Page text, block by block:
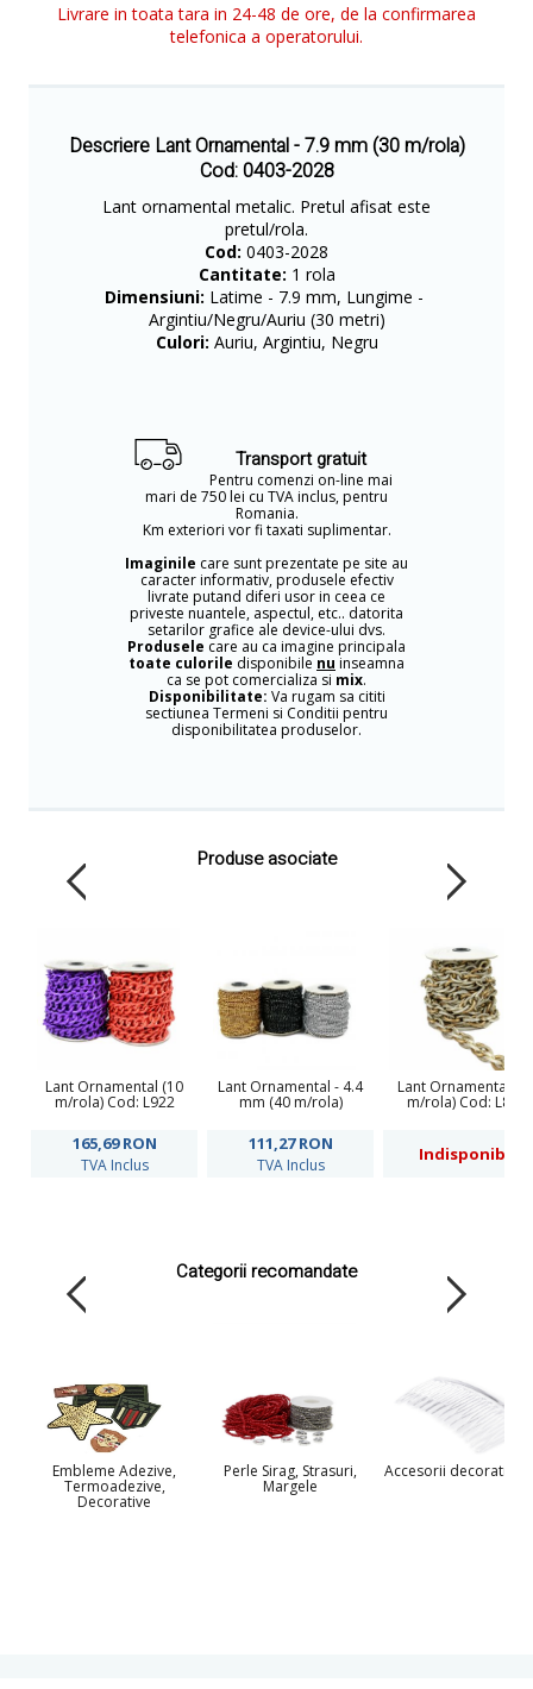
Livrare in toata tara in 24-48 de ore, de la confirmarea
telefonica a operatorului.
Descriere Lant Ornamental - 7.9 mm (30 m/rola)
Cod: 0403-2028
Lant ornamental metalic. Pretul afisat este
pretul/rola.
Cod: 0403-2028
Cantitate: 1 rola
Dimensiuni: Latime - 7.9 mm, Lungime -
Argintiu/Negru/Auriu (30 metri)
Culori: Auriu, Argintiu, Negru
Transport gratuit
Pentru comenzi on-line mai
mari de 750 lei cu TVA inclus, pentru
Romania.
Km exteriori vor fi taxati suplimentar.
Imaginile care sunt prezentate pe site au
caracter informativ, produsele efectiv
livrate putand diferi usor in ceea ce
priveste nuantele, aspectul, etc.. datorita
setarilor grafice ale device-ului dvs.
Produsele care au ca imagine principala
toate culorile disponibile nu inseamna
ca se pot comercializa si mix.
Disponibilitate: Va rugam sa cititi
sectiunea Termeni si Conditii pentru
disponibilitatea produselor.
Produse asociate
Lant Ornamental (10
m/rola) Cod: L922
165,69RON
TVA Inclus
Lant Ornamental - 4.4
mm (40 m/rola)
111,27RON
TVA Inclus
Lant Ornamental
m/rola) Cod: L846
Indisponibil
Categorii recomandate
Embleme Adezive,
Termoadezive,
Decorative
Perle Sirag, Strasuri,
Margele
Accesorii decorative